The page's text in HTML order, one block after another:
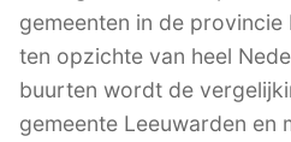
gemeenten in de provincie
ten opzichte van heel
buurten wordt de
gemeente Leeuwarden en